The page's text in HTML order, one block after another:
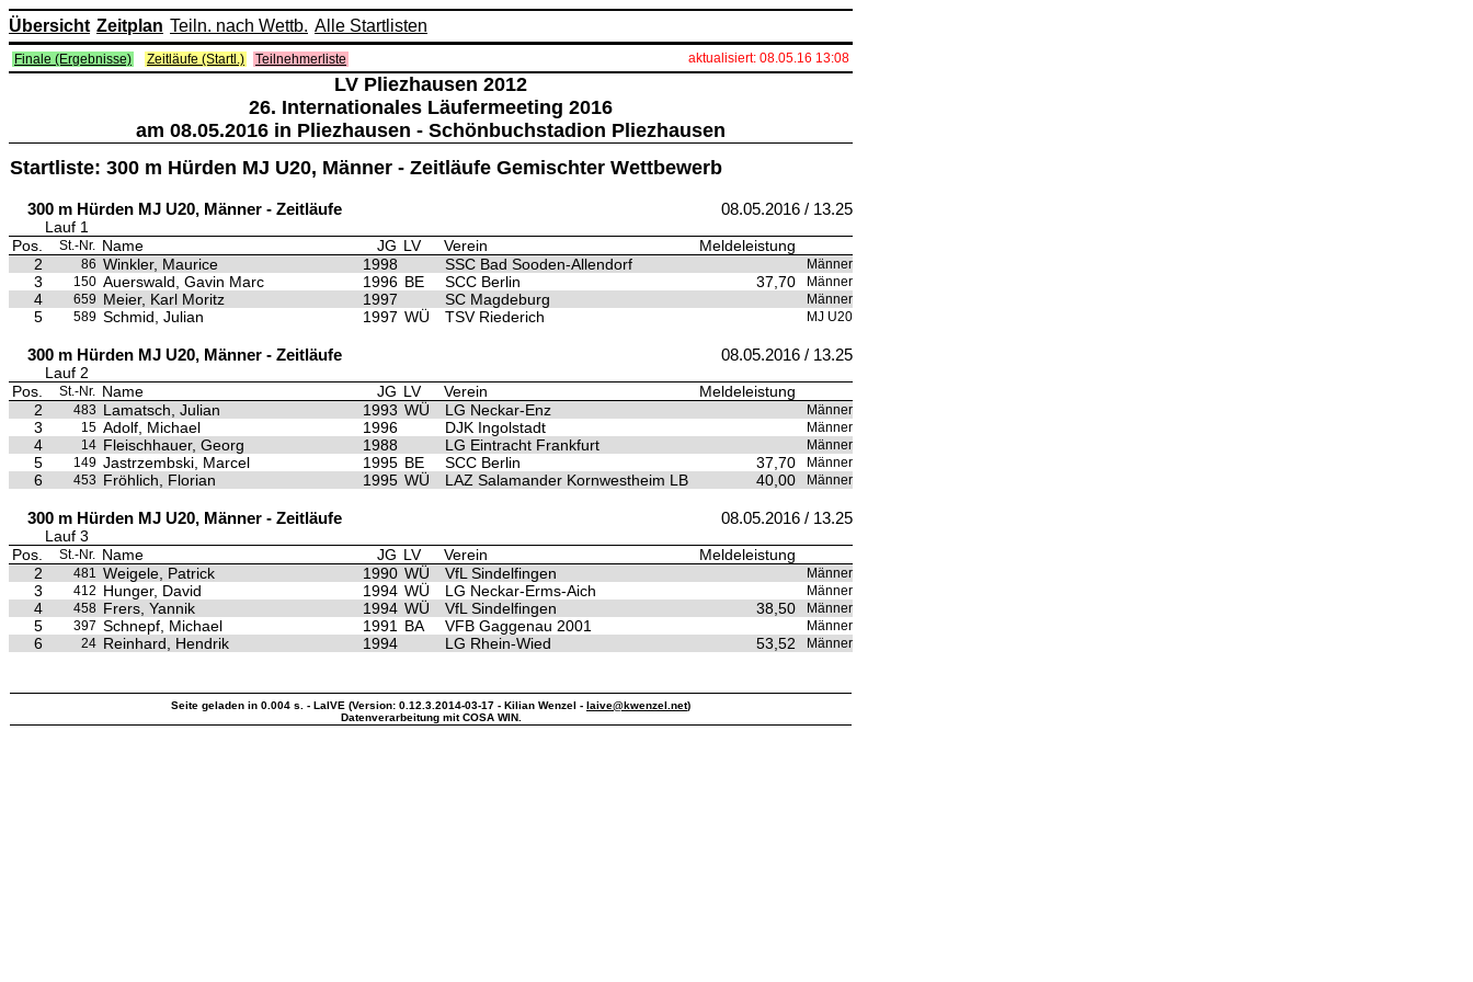
Übersicht Zeitplan Teiln. nach Wettb. Alle Startlisten
Finale (Ergebnisse) Zeitläufe (Startl.) Teilnehmerliste aktualisiert: 08.05.16 13:08
LV Pliezhausen 2012
26. Internationales Läufermeeting 2016
am 08.05.2016 in Pliezhausen - Schönbuchstadion Pliezhausen
Startliste: 300 m Hürden MJ U20, Männer - Zeitläufe Gemischter Wettbewerb
300 m Hürden MJ U20, Männer - Zeitläufe 08.05.2016 / 13.25
Lauf 1
Pos.
St.-Nr. Name JG LV Verein
Meldeleistung
2
86 Winkler, Maurice 1998 SSC Bad Sooden-Allendorf Männer
3 150 Auerswald, Gavin Marc 1996 BE SCC Berlin 37,70 Männer
4 659 Meier, Karl Moritz 1997 SC Magdeburg Männer
5 589 Schmid, Julian 1997 WÜ TSV Riederich MJ U20
300 m Hürden MJ U20, Männer - Zeitläufe 08.05.2016 / 13.25
Lauf 2
Pos.
St.-Nr. Name JG LV Verein
Meldeleistung
2
483 Lamatsch, Julian 1993 WÜ LG Neckar-Enz Männer
3 15 Adolf, Michael 1996 DJK Ingolstadt Männer
4 14 Fleischhauer, Georg 1988 LG Eintracht Frankfurt Männer
5 149 Jastrzembski, Marcel 1995 BE SCC Berlin 37,70 Männer
6 453 Fröhlich, Florian 1995 WÜ LAZ Salamander Kornwestheim LB 40,00 Männer
300 m Hürden MJ U20, Männer - Zeitläufe 08.05.2016 / 13.25
Lauf 3
Pos.
St.-Nr. Name JG LV Verein
Meldeleistung
2
481 Weigele, Patrick 1990 WÜ VfL Sindelfingen Männer
3 412 Hunger, David 1994 WÜ LG Neckar-Erms-Aich Männer
4 458 Frers, Yannik 1994 WÜ VfL Sindelfingen 38,50 Männer
5 397 Schnepf, Michael 1991 BA VFB Gaggenau 2001 Männer
6 24 Reinhard, Hendrik 1994 LG Rhein-Wied 53,52 Männer
Seite geladen in 0.004 s. - LaIVE (Version: 0.12.3.2014-03-17 - Kilian Wenzel - laive@kwenzel.net)
Datenverarbeitung mit COSA WIN.